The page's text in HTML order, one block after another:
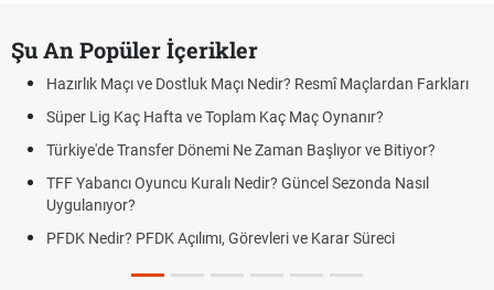
Şu An Popüler İçerikler
Hazırlık Maçı ve Dostluk Maçı Nedir? Resmî Maçlardan Farkları
Süper Lig Kaç Hafta ve Toplam Kaç Maç Oynanır?
Türkiye'de Transfer Dönemi Ne Zaman Başlıyor ve Bitiyor?
TFF Yabancı Oyuncu Kuralı Nedir? Güncel Sezonda Nasıl
Uygulanıyor?
PFDK Nedir? PFDK Açılımı, Görevleri ve Karar Süreci